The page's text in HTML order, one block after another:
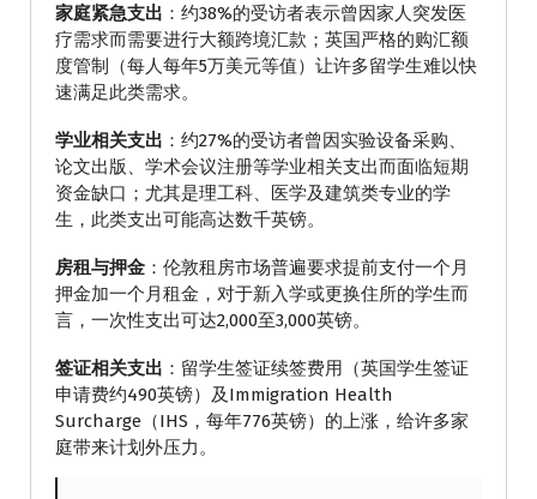
家庭紧急支出 ：约38%的受访者表示曾因家人突发医
疗需求而需要进行大额跨境汇款；英国严格的购汇额
度管制（每人每年5万美元等值）让许多留学生难以快
速满足此类需求。
学业相关支出 ：约27%的受访者曾因实验设备采购、
论文出版、学术会议注册等学业相关支出而面临短期
资金缺口；尤其是理工科、医学及建筑类专业的学
生，此类支出可能高达数千英镑。
房租与押金 ：伦敦租房市场普遍要求提前支付一个月
押金加一个月租金，对于新入学或更换住所的学生而
言，一次性支出可达2,000至3,000英镑。
签证相关支出 ：留学生签证续签费用（英国学生签证
申请费约490英镑）及Immigration Health
Surcharge（IHS，每年776英镑）的上涨，给许多家
庭带来计划外压力。